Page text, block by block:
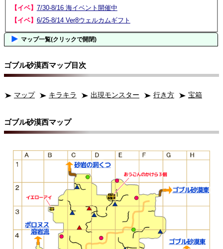
【イベ】 7/30-8/16 海イベント開催中
【イベ】 6/25-8/14 Ver8ウェルカムギフト
マップ一覧(クリックで開閉)
ゴブル砂漠西マップ目次
マップ キラキラ 出現モンスター 行き方 宝箱
ゴブル砂漠西マップ